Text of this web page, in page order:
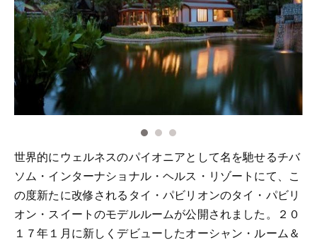
世界的にウェルネスのパイオニアとして名を馳せるチバ
ソム・インターナショナル・ヘルス・リゾートにて、こ
の度新たに改修されるタイ・パビリオンのタイ・パビリ
オン・スイートのモデルルームが公開されました。２０
１７年１月に新しくデビューしたオーシャン・ルーム＆